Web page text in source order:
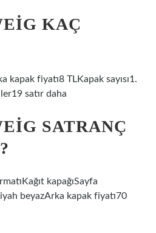
KAÇ
kapak fiyatı8 TLKapak sayısı1.
satır daha
SATRANÇ
kapağıSayfa
beyazArka kapak fiyatı70